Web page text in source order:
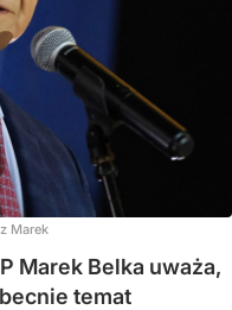
Marek
Marek Belka uważa,
temat